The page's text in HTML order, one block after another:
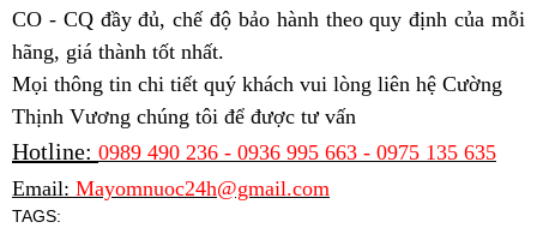
CO - CQ đầy đủ, chế độ bảo hành theo quy định của mỗi
hãng, giá thành tốt nhất.
Mọi thông tin chi tiết quý khách vui lòng liên hệ Cường
Thịnh Vương chúng tôi để được tư vấn
Hotline: 0989 490 236 - 0936 995 663 - 0975 135 635
Email: Mayomnuoc24h@gmail.com
TAGS: